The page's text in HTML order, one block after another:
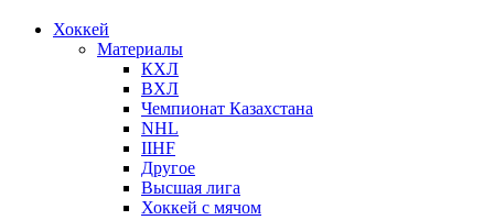
Хоккей
Материалы
КХЛ
ВХЛ
Чемпионат Казахстана
NHL
IIHF
Другое
Высшая лига
Хоккей с мячом